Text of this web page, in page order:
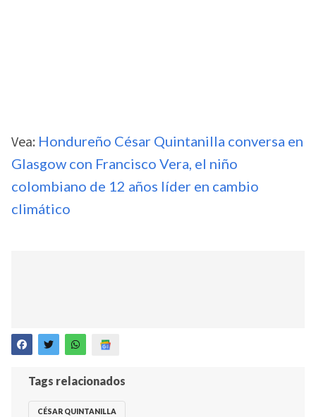
Vea: Hondureño César Quintanilla conversa en
Glasgow con Francisco Vera, el niño
colombiano de 12 años líder en cambio
climático
Tags relacionados
CÉSAR QUINTANILLA